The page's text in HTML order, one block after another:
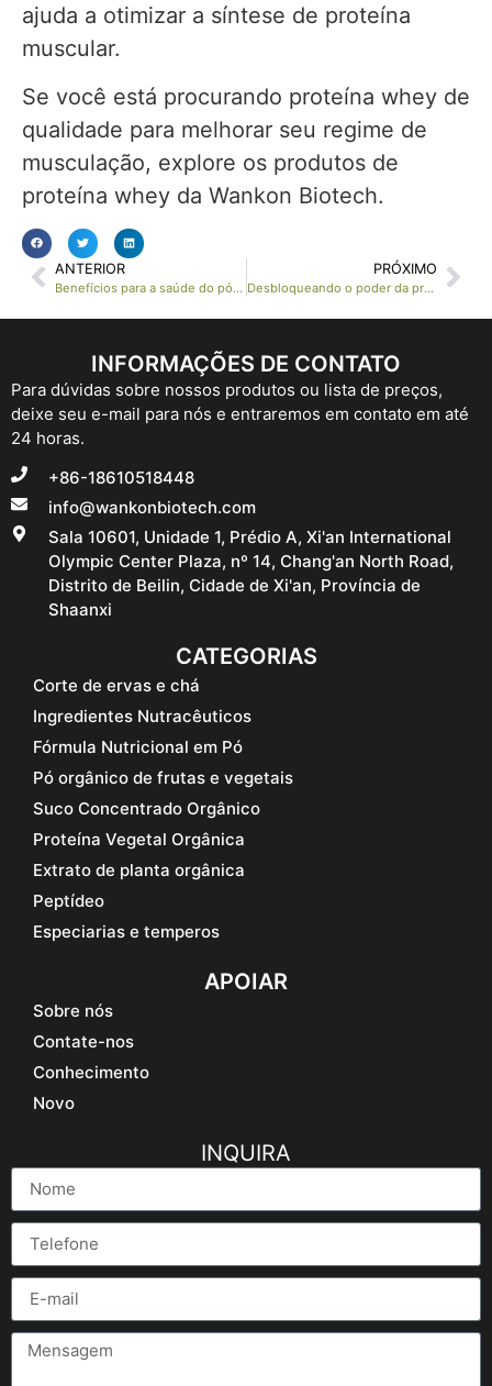
ajuda a otimizar a síntese de proteína
muscular.
Se você está procurando proteína whey de
qualidade para melhorar seu regime de
musculação, explore os produtos de
proteína whey da Wankon Biotech.
ANTERIOR
Benefícios para a saúde do pó de lentilha-d'água Mankai
PRÓXIMO
Desbloqueando o poder da proteína orgânica de soja: uma revolução na proteína vegetal
INFORMAÇÕES DE CONTATO
Para dúvidas sobre nossos produtos ou lista de preços,
deixe seu e-mail para nós e entraremos em contato em até
24 horas.
+86-18610518448
info@wankonbiotech.com
Sala 10601, Unidade 1, Prédio A, Xi'an International
Olympic Center Plaza, nº 14, Chang'an North Road,
Distrito de Beilin, Cidade de Xi'an, Província de
Shaanxi
CATEGORIAS
Corte de ervas e chá
Ingredientes Nutracêuticos
Fórmula Nutricional em Pó
Pó orgânico de frutas e vegetais
Suco Concentrado Orgânico
Proteína Vegetal Orgânica
Extrato de planta orgânica
Peptídeo
Especiarias e temperos
APOIAR
Sobre nós
Contate-nos
Conhecimento
Novo
INQUIRA